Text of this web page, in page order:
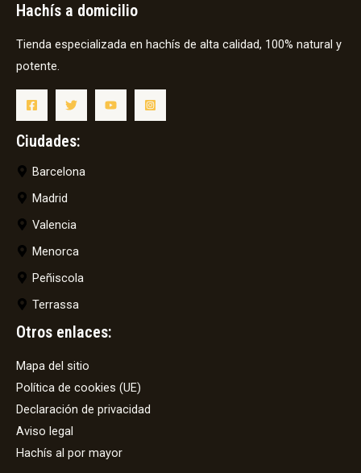
Hachís a domicilio
Tienda especializada en hachís de alta calidad, 100% natural y
potente.
Ciudades:
Barcelona
Madrid
Valencia
Menorca
Peñiscola
Terrassa
Otros enlaces:
Mapa del sitio
Política de cookies (UE)
Declaración de privacidad
Aviso legal
Hachís al por mayor